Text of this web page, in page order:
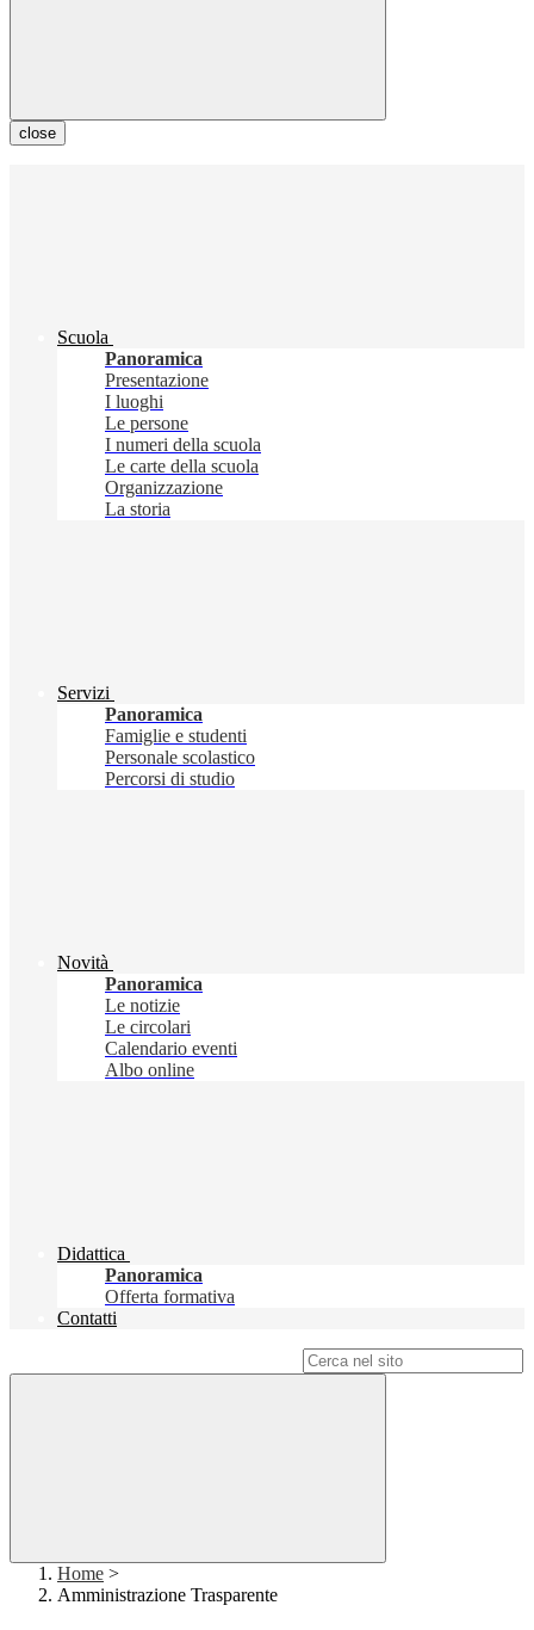
close
Scuola
Panoramica
Presentazione
I luoghi
Le persone
I numeri della scuola
Le carte della scuola
Organizzazione
La storia
Servizi
Panoramica
Famiglie e studenti
Personale scolastico
Percorsi di studio
Novità
Panoramica
Le notizie
Le circolari
Calendario eventi
Albo online
Didattica
Panoramica
Offerta formativa
Contatti
Home >
Amministrazione Trasparente